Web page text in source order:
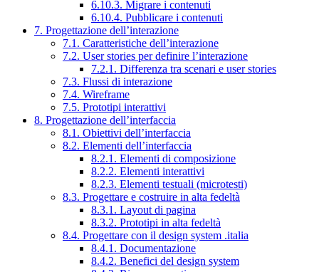
6.10.3. Migrare i contenuti
6.10.4. Pubblicare i contenuti
7. Progettazione dell’interazione
7.1. Caratteristiche dell’interazione
7.2. User stories per definire l’interazione
7.2.1. Differenza tra scenari e user stories
7.3. Flussi di interazione
7.4. Wireframe
7.5. Prototipi interattivi
8. Progettazione dell’interfaccia
8.1. Obiettivi dell’interfaccia
8.2. Elementi dell’interfaccia
8.2.1. Elementi di composizione
8.2.2. Elementi interattivi
8.2.3. Elementi testuali (microtesti)
8.3. Progettare e costruire in alta fedeltà
8.3.1. Layout di pagina
8.3.2. Prototipi in alta fedeltà
8.4. Progettare con il design system .italia
8.4.1. Documentazione
8.4.2. Benefici del design system